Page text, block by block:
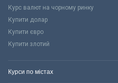
Курс валют на чорному ринку
Купити долар
Купити євро
Купити злотий
Курси по містах